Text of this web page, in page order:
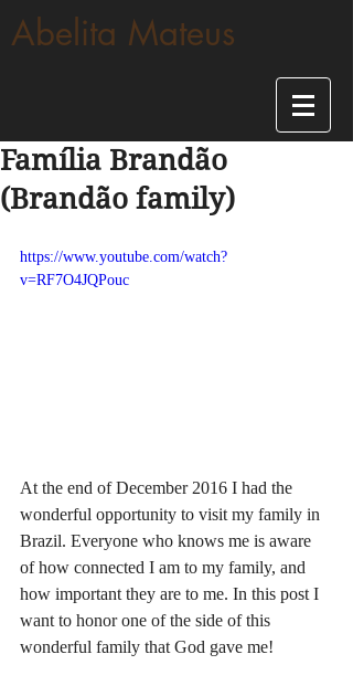
Abelita Mateus
Família Brandão
(Brandão family)
https://www.youtube.com/watch?
v=RF7O4JQPouc
At the end of December 2016 I had the
wonderful opportunity to visit my family in
Brazil. Everyone who knows me is aware
of how connected I am to my family, and
how important they are to me. In this post I
want to honor one of the side of this
wonderful family that God gave me!